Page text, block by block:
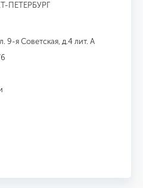
ПЕТЕРБУРГ
9-я Советская, д.4 лит. А